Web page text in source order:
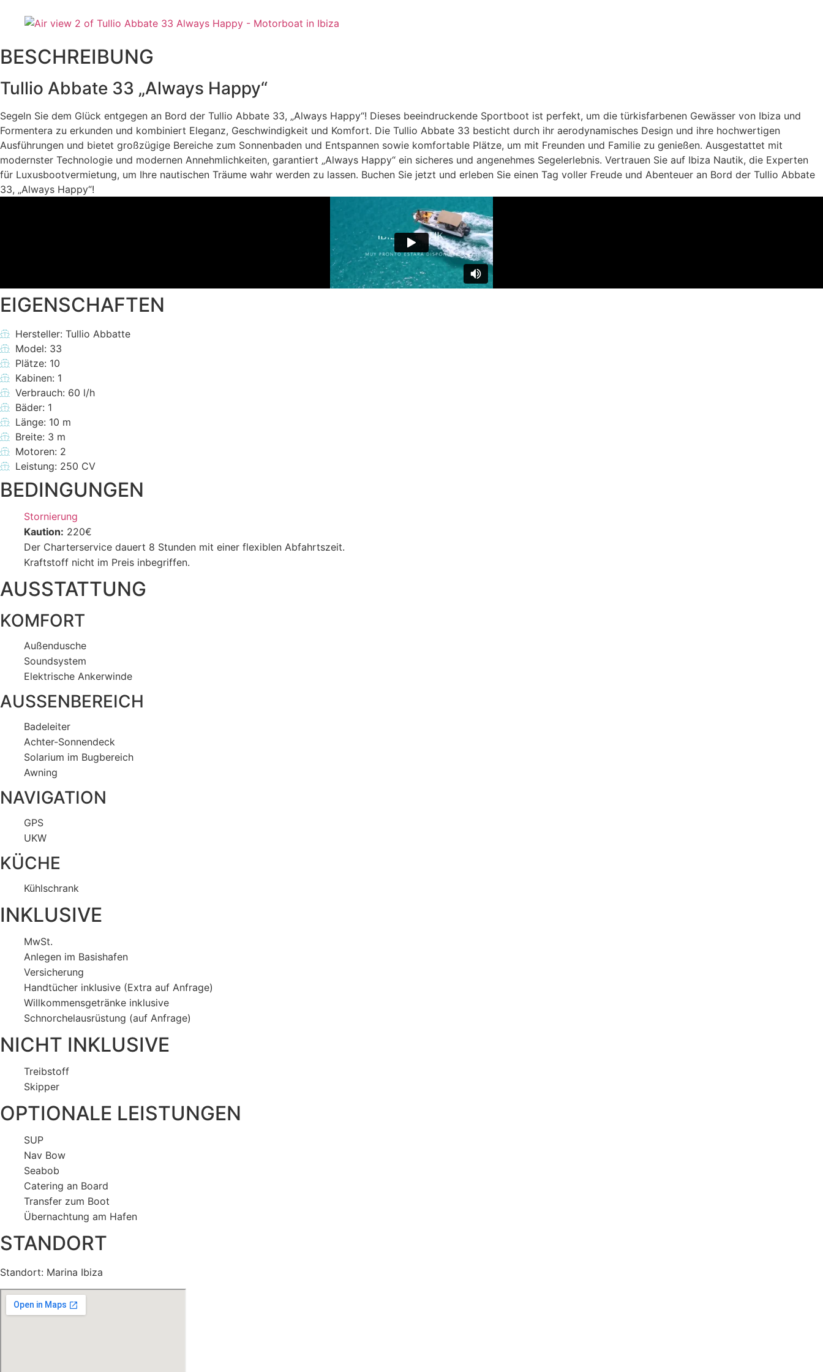
BESCHREIBUNG
Tullio Abbate 33 „Always Happy“
Segeln Sie dem Glück entgegen an Bord der Tullio Abbate 33, „Always Happy“! Dieses beeindruckende Sportboot ist perfekt, um die türkisfarbenen Gewässer von Ibiza und
Formentera zu erkunden und kombiniert Eleganz, Geschwindigkeit und Komfort. Die Tullio Abbate 33 besticht durch ihr aerodynamisches Design und ihre hochwertigen
Ausführungen und bietet großzügige Bereiche zum Sonnenbaden und Entspannen sowie komfortable Plätze, um mit Freunden und Familie zu genießen. Ausgestattet mit
modernster Technologie und modernen Annehmlichkeiten, garantiert „Always Happy“ ein sicheres und angenehmes Segelerlebnis. Vertrauen Sie auf Ibiza Nautik, die Experten
für Luxusbootvermietung, um Ihre nautischen Träume wahr werden zu lassen. Buchen Sie jetzt und erleben Sie einen Tag voller Freude und Abenteuer an Bord der Tullio Abbate
33, „Always Happy“!
EIGENSCHAFTEN
Hersteller: Tullio Abbatte
Model: 33
Plätze: 10
Kabinen: 1
Verbrauch: 60 l/h
Bäder: 1
Länge: 10 m
Breite: 3 m
Motoren: 2
Leistung: 250 CV
BEDINGUNGEN
Stornierung
Kaution: 220€
Der Charterservice dauert 8 Stunden mit einer flexiblen Abfahrtszeit.
Kraftstoff nicht im Preis inbegriffen.
AUSSTATTUNG
KOMFORT
Außendusche
Soundsystem
Elektrische Ankerwinde
AUSSENBEREICH
Badeleiter
Achter-Sonnendeck
Solarium im Bugbereich
Awning
NAVIGATION
GPS
UKW
KÜCHE
Kühlschrank
INKLUSIVE
MwSt.
Anlegen im Basishafen
Versicherung
Handtücher inklusive (Extra auf Anfrage)
Willkommensgetränke inklusive
Schnorchelausrüstung (auf Anfrage)
NICHT INKLUSIVE
Treibstoff
Skipper
OPTIONALE LEISTUNGEN
SUP
Nav Bow
Seabob
Catering an Board
Transfer zum Boot
Übernachtung am Hafen
STANDORT
Standort: Marina Ibiza